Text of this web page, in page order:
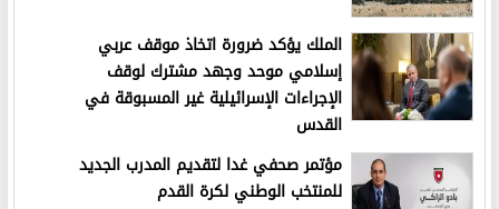
الملك يؤكد ضرورة اتخاذ موقف عربي
إسلامي موحد وجهد مشترك لوقف
الإجراءات الإسرائيلية غير المسبوقة في
القدس
مؤتمر صحفي غدا لتقديم المدرب الجديد
للمنتخب الوطني لكرة القدم